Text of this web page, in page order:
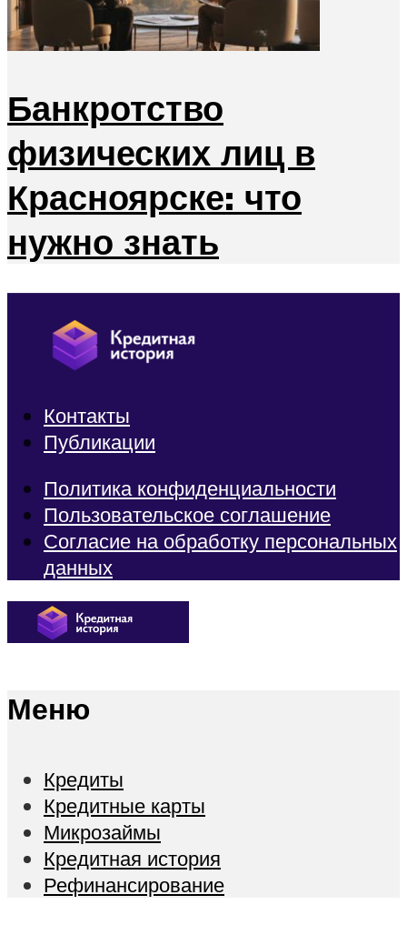
Банкротство
физических лиц в
Красноярске: что
нужно знать
Контакты
Публикации
Политика конфиденциальности
Пользовательское соглашение
Согласие на обработку персональных
данных
Меню
Кредиты
Кредитные карты
Микрозаймы
Кредитная история
Рефинансирование